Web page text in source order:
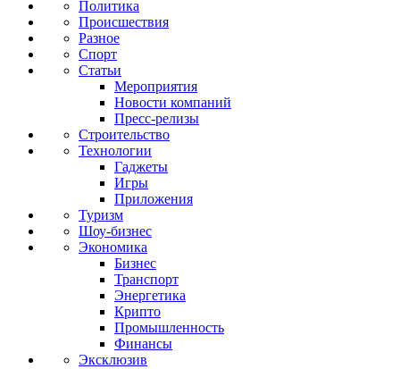
Политика
Происшествия
Разное
Спорт
Статьи
Мероприятия
Новости компаний
Пресс-релизы
Строительство
Технологии
Гаджеты
Игры
Приложения
Туризм
Шоу-бизнес
Экономика
Бизнес
Транспорт
Энергетика
Крипто
Промышленность
Финансы
Эксклюзив